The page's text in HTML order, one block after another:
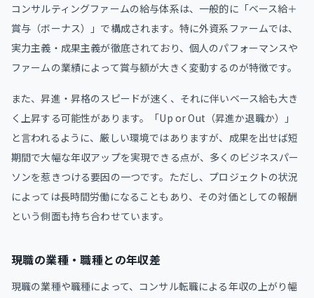
コンサルティングファームの給与体系は、一般的に「ベース給＋
賞与（ボーナス）」で構成されます。特に外資系ファームでは、
実力主義・成果主義が徹底されており、個人のパフォーマンスや
ファームの業績によって賞与額が大きく変動するのが特徴です。
また、昇進・昇格のスピードが速く、それに伴いベース給も大き
く上昇する可能性があります。「Up or Out（昇進か退職か）」
と言われるように、厳しい環境ではありますが、成果を出せば短
期間で大幅な年収アップを実現できる点が、多くのビジネスパー
ソンを惹きつける要因の一つです。ただし、プロジェクトの状況
によっては長時間労働になることもあり、その対価としての報酬
という側面も持ち合わせています。
現職の業種・職種との年収差
現職の業種や職種によって、コンサル転職による年収の上がり幅